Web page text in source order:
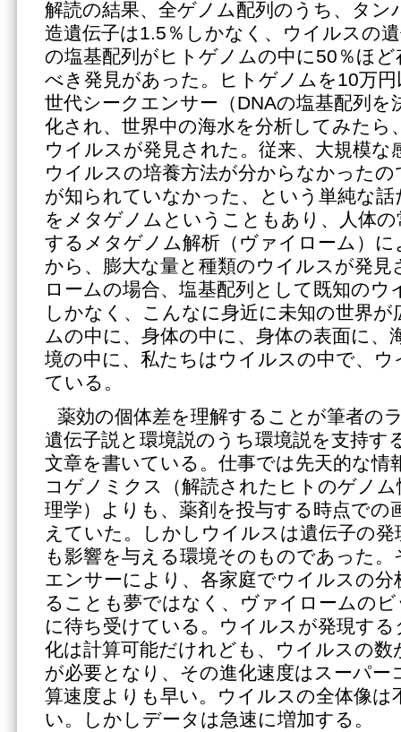
解読の結果、全ゲノム配列のうち、タン
造遺伝子は1.5％しかなく、ウイルスの
の塩基配列がヒトゲノムの中に50％ほ
べき発見があった。ヒトゲノムを10万
世代シークエンサー（DNAの塩基配列を
化され、世界中の海水を分析してみたら
ウイルスが発見された。従来、大規模な
ウイルスの培養方法が分からなかった
が知られていなかった、という単純な
をメタゲノムということもあり、人体
するメタゲノム解析（ヴァイローム）に
から、膨大な量と種類のウイルスが発
ロームの場合、塩基配列として既知のウ
しかなく、こんなに身近に未知の世界
ムの中に、身体の中に、身体の表面に、
境の中に、私たちはウイルスの中で、
ている。
薬効の個体差を理解することが筆者の
遺伝子説と環境説のうち環境説を支持す
文章を書いている。仕事では先天的な情
コゲノミクス（解読されたヒトのゲノ
理学）よりも、薬剤を投与する時点での
えていた。しかしウイルスは遺伝子の
も影響を与える環境そのものであった
エンサーにより、各家庭でウイルスの
ることも夢ではなく、ヴァイロームの
に待ち受けている。ウイルスが発現す
化は計算可能だけれども、ウイルスの数
が必要となり、その進化速度はスーパー
算速度よりも早い。ウイルスの全体像は
い。しかしデータは急速に増加する。